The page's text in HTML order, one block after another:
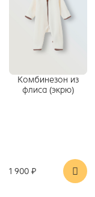
Комбинезон из
флиса (экрю)
1 900 ₽